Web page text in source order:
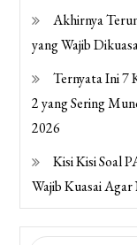
Akhirnya
yang Wajib
Ternyata Ini 7
2 yang Sering
2026
Kisi Kisi Soal
Wajib Kuasai